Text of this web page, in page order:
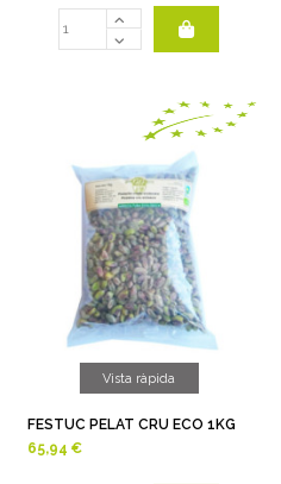
Vista ràpida
FESTUC PELAT CRU ECO 1KG
65,94 €